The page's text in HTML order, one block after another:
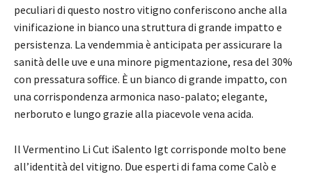
peculiari di questo nostro vitigno conferiscono anche alla
vinificazione in bianco una struttura di grande impatto e
persistenza. La vendemmia è anticipata per assicurare la
sanità delle uve e una minore pigmentazione, resa del 30%
con pressatura soffice. È un bianco di grande impatto, con
una corrispondenza armonica naso-palato; elegante,
nerboruto e lungo grazie alla piacevole vena acida.
Il Vermentino Li Cut iSalento Igt corrisponde molto bene
all’identità del vitigno. Due esperti di fama come Calò e